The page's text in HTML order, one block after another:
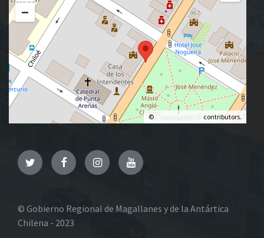
−
© OpenStreetMap contributors.
TwitterFacebookInstagramYouTube
© Gobierno Regional de Magallanes y de la Antártica
Chilena - 2023